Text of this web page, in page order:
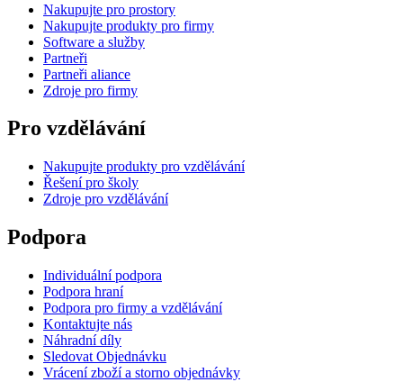
Nakupujte pro prostory
Nakupujte produkty pro firmy
Software a služby
Partneři
Partneři aliance
Zdroje pro firmy
Pro vzdělávání
Nakupujte produkty pro vzdělávání
Řešení pro školy
Zdroje pro vzdělávání
Podpora
Individuální podpora
Podpora hraní
Podpora pro firmy a vzdělávání
Kontaktujte nás
Náhradní díly
Sledovat Objednávku
Vrácení zboží a storno objednávky